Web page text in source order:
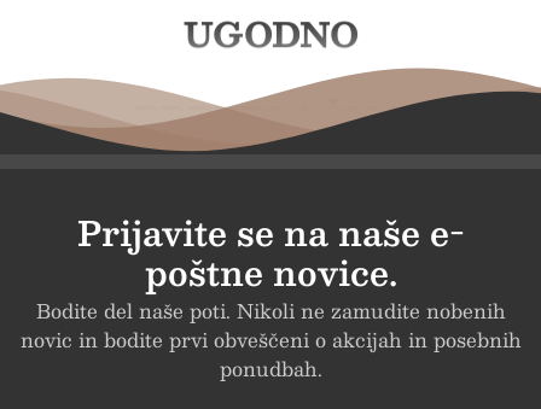
UGODNO
BREZPLAČNA
NAD 50€, BREZPLAČNA
DARILA, INOVATIVEN
Prijavite se na naše e-
poštne novice.
Bodite del naše poti. Nikoli ne zamudite nobenih
novic in bodite prvi obveščeni o akcijah in posebnih
ponudbah.